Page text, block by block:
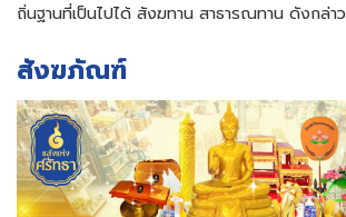
ถิ่นฐานที่เป็นไปได้ สังฆทาน สาธารณทาน ดังกล่าว
สังฆภัณฑ์